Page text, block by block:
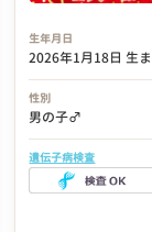
生年月日
2026年1月18日 生
性別
男の子♂
遺伝子病検査